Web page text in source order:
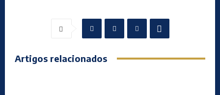
Artigos relacionados